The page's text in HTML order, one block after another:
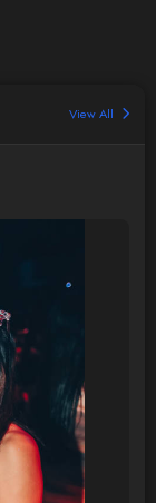
View All